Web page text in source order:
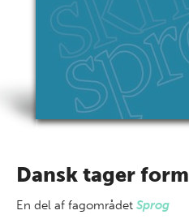
Dansk tager form
En del af fagområdet Sprog